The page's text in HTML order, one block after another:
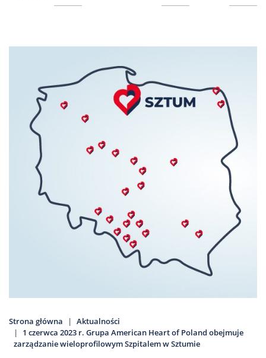
Nas
Galeria
Kontakt
801
502
302
Strona główna
Aktualności
1 czerwca 2023 r. Grupa American Heart of Poland obejmuje
zarządzanie wieloprofilowym Szpitalem w Sztumie